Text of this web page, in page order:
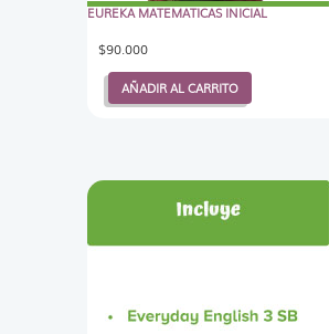
EUREKA MATEMATICAS INICIAL
$90.000
AÑADIR AL CARRITO